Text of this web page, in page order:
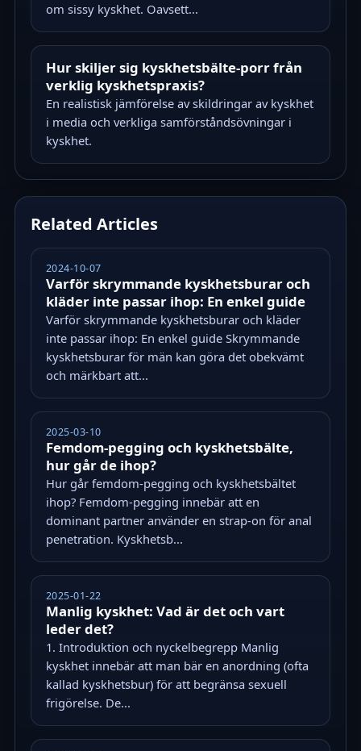
om sissy kyskhet. Oavsett...
Hur skiljer sig kyskhetsbälte-porr från
verklig kyskhetspraxis?
En realistisk jämförelse av skildringar av kyskhet
i media och verkliga samförståndsövningar i
kyskhet.
Related Articles
2024-10-07
Varför skrymmande kyskhetsburar och
kläder inte passar ihop: En enkel guide
Varför skrymmande kyskhetsburar och kläder
inte passar ihop: En enkel guide Skrymmande
kyskhetsburar för män kan göra det obekvämt
och märkbart att...
2025-03-10
Femdom-pegging och kyskhetsbälte,
hur går de ihop?
Hur går femdom-pegging och kyskhetsbältet
ihop? Femdom-pegging innebär att en
dominant partner använder en strap-on för anal
penetration. Kyskhetsb...
2025-01-22
Manlig kyskhet: Vad är det och vart
leder det?
1. Introduktion och nyckelbegrepp Manlig
kyskhet innebär att man bär en anordning (ofta
kallad kyskhetsbur) för att begränsa sexuell
frigörelse. De...